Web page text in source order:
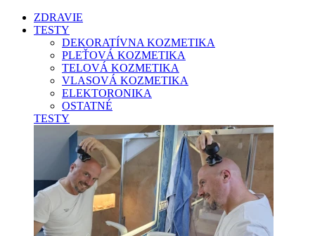
ZDRAVIE
TESTY
DEKORATÍVNA KOZMETIKA
PLEŤOVÁ KOZMETIKA
TELOVÁ KOZMETIKA
VLASOVÁ KOZMETIKA
ELEKTORONIKA
OSTATNÉ
TESTY